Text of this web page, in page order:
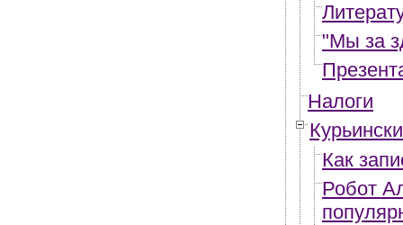
"Мы за
Налоги
Как
Робот